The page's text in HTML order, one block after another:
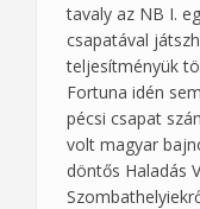
tavaly az NB I.
csapatával
teljesítményük
Fortuna idén
pécsi csapat
volt magyar
döntős Haladás